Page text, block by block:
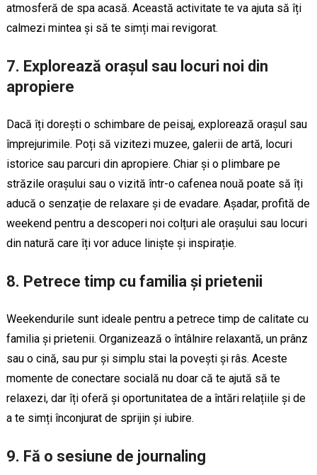
atmosferă de spa acasă. Această activitate te va ajuta să îți
calmezi mintea și să te simți mai revigorat.
7. Explorează orașul sau locuri noi din
apropiere
Dacă îți dorești o schimbare de peisaj, explorează orașul sau
împrejurimile. Poți să vizitezi muzee, galerii de artă, locuri
istorice sau parcuri din apropiere. Chiar și o plimbare pe
străzile orașului sau o vizită într-o cafenea nouă poate să îți
aducă o senzație de relaxare și de evadare. Așadar, profită de
weekend pentru a descoperi noi colțuri ale orașului sau locuri
din natură care îți vor aduce liniște și inspirație.
8. Petrece timp cu familia și prietenii
Weekendurile sunt ideale pentru a petrece timp de calitate cu
familia și prietenii. Organizează o întâlnire relaxantă, un prânz
sau o cină, sau pur și simplu stai la povești și râs. Aceste
momente de conectare socială nu doar că te ajută să te
relaxezi, dar îți oferă și oportunitatea de a întări relațiile și de
a te simți înconjurat de sprijin și iubire.
9. Fă o sesiune de journaling